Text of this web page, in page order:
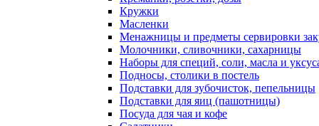
Кружки
Масленки
Менажницы и предметы сервировки
Молочники, сливочники, сахарницы
Наборы для специй, соли, масла и
Подносы, столики в постель
Подставки для зубочисток, пепельницы
Подставки для яиц (пашотницы)
Посуда для чая и кофе